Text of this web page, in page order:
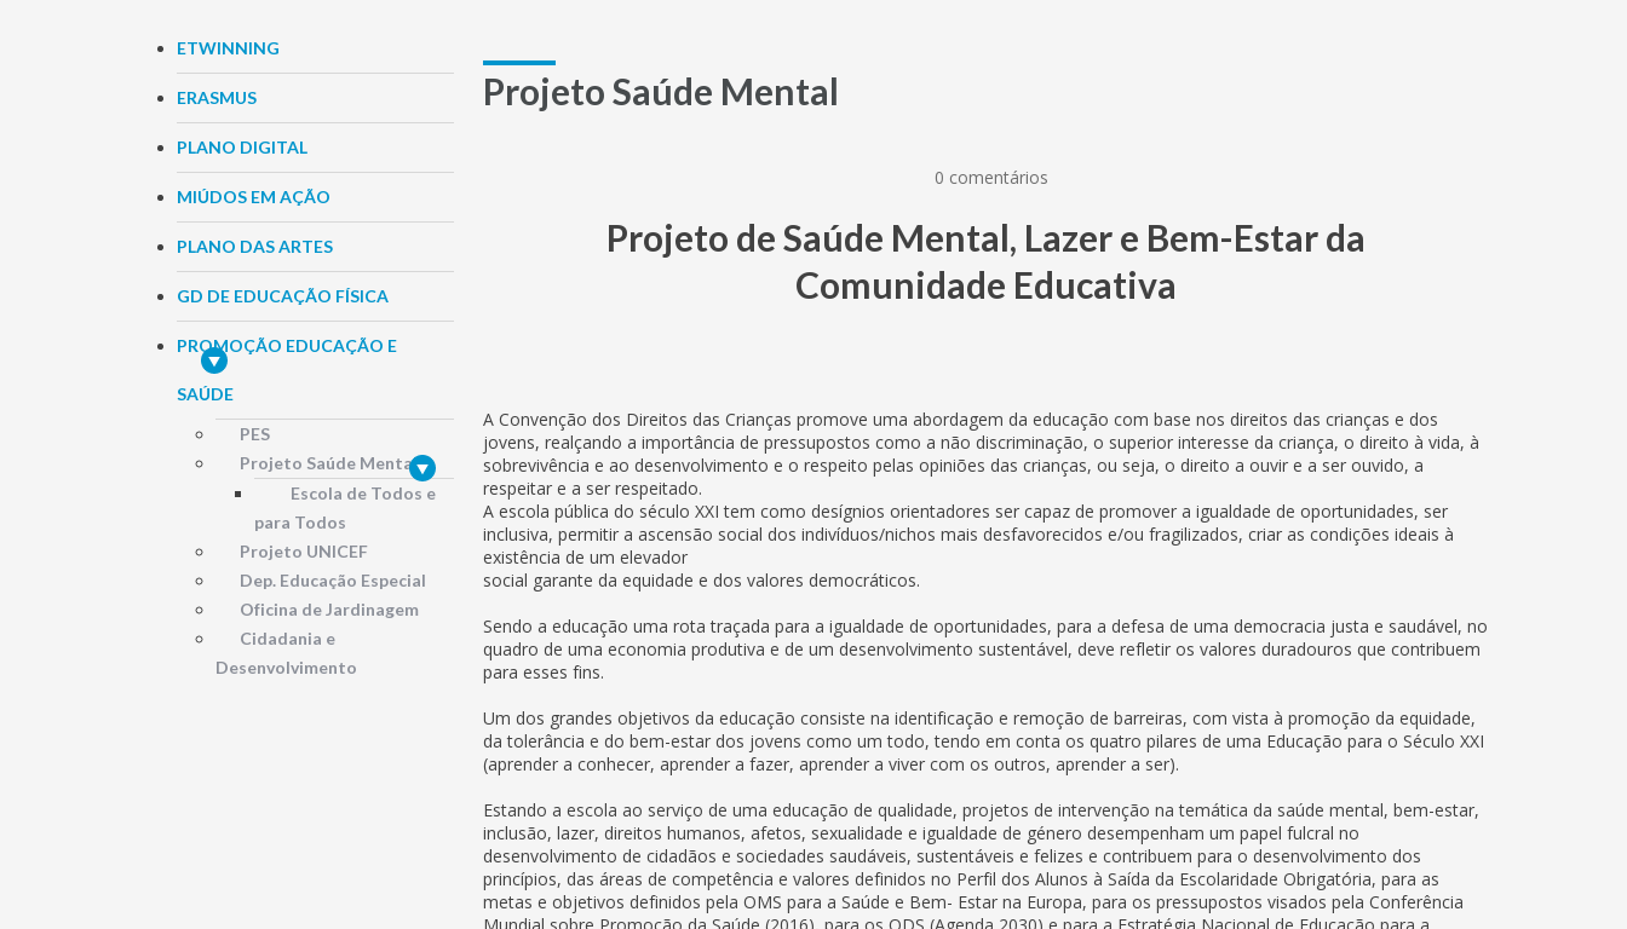
ETWINNING
ERASMUS
PLANO DIGITAL
MIÚDOS EM AÇÃO
PLANO DAS ARTES
GD DE EDUCAÇÃO FÍSICA
PROMOÇÃO EDUCAÇÃO E
SAÚDE
PES
Projeto Saúde Mental
Escola de Todos e
para Todos
Projeto UNICEF
Dep. Educação Especial
Oficina de Jardinagem
Cidadania e
Desenvolvimento
Projeto Saúde Mental
0 comentários
Projeto de Saúde Mental, Lazer e Bem-Estar da
Comunidade Educativa
A Convenção dos Direitos das Crianças promove uma abordagem da educação com base nos direitos das crianças e dos
jovens, realçando a importância de pressupostos como a não discriminação, o superior interesse da criança, o direito à vida, à
sobrevivência e ao desenvolvimento e o respeito pelas opiniões das crianças, ou seja, o direito a ouvir e a ser ouvido, a
respeitar e a ser respeitado.
A escola pública do século XXI tem como desígnios orientadores ser capaz de promover a igualdade de oportunidades, ser
inclusiva, permitir a ascensão social dos indivíduos/nichos mais desfavorecidos e/ou fragilizados, criar as condições ideais à
existência de um elevador
social garante da equidade e dos valores democráticos.
Sendo a educação uma rota traçada para a igualdade de oportunidades, para a defesa de uma democracia justa e saudável, no
quadro de uma economia produtiva e de um desenvolvimento sustentável, deve refletir os valores duradouros que contribuem
para esses fins.
Um dos grandes objetivos da educação consiste na identificação e remoção de barreiras, com vista à promoção da equidade,
da tolerância e do bem-estar dos jovens como um todo, tendo em conta os quatro pilares de uma Educação para o Século XXI
(aprender a conhecer, aprender a fazer, aprender a viver com os outros, aprender a ser).
Estando a escola ao serviço de uma educação de qualidade, projetos de intervenção na temática da saúde mental, bem-estar,
inclusão, lazer, direitos humanos, afetos, sexualidade e igualdade de género desempenham um papel fulcral no
desenvolvimento de cidadãos e sociedades saudáveis, sustentáveis e felizes e contribuem para o desenvolvimento dos
princípios, das áreas de competência e valores definidos no Perfil dos Alunos à Saída da Escolaridade Obrigatória, para as
metas e objetivos definidos pela OMS para a Saúde e Bem- Estar na Europa, para os pressupostos visados pela Conferência